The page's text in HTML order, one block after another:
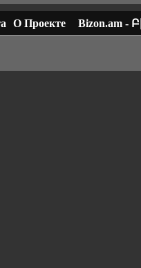
О Проекте Bizon.am -